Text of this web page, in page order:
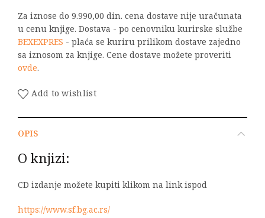
Za iznose do 9.990,00 din. cena dostave nije uračunata
u cenu knjige. Dostava - po cenovniku kurirske službe
BEXEXPRES - plaća se kuriru prilikom dostave zajedno
sa iznosom za knjige. Cene dostave možete proveriti
ovde.
Add to wishlist
OPIS
O knjizi:
CD izdanje možete kupiti klikom na link ispod
https://www.sf.bg.ac.rs/